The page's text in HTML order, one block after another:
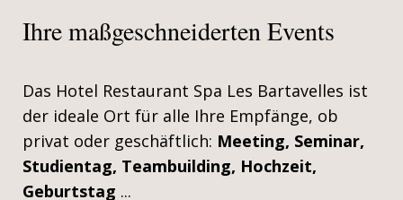
Ihre maßgeschneiderten Events
Das Hotel Restaurant Spa Les Bartavelles ist
der ideale Ort für alle Ihre Empfänge, ob
privat oder geschäftlich: Meeting, Seminar,
Studientag, Teambuilding, Hochzeit,
Geburtstag ...